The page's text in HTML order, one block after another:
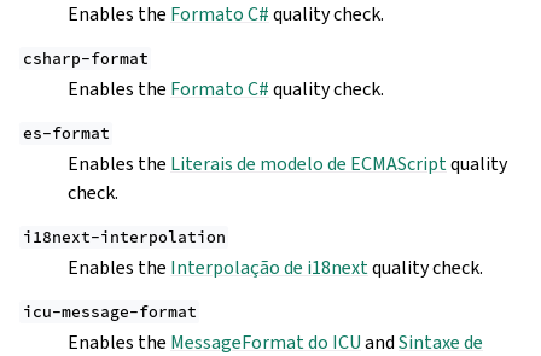
Enables the Formato C#quality check.
csharp-format
Enables the Formato C#quality check.
es-format
Enables the Literais de modelo de ECMAScriptquality
check.
i18next-interpolation
Enables the Interpolação de i18nextquality check.
icu-message-format
Enables the MessageFormat do ICUandSintaxe de